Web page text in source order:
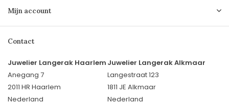
Mijn account
Contact
Juwelier Langerak Haarlem
Anegang 7
2011 HR Haarlem
Nederland
Juwelier Langerak Alkmaar
Langestraat 123
1811 JE Alkmaar
Nederland